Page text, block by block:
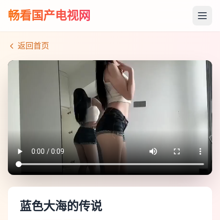
畅看国产电视网
返回首页
蓝色大海的传说